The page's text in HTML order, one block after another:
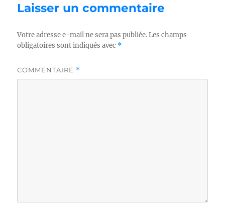
Laisser un commentaire
Votre adresse e-mail ne sera pas publiée. Les champs
obligatoires sont indiqués avec *
COMMENTAIRE *